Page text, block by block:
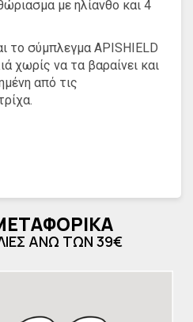
με ηλίανθο και 4
το σύμπλεγμα APISHIELD
χωρίς να τα βαραίνει και
από τις
ΑΝΩ ΤΩΝ 39€